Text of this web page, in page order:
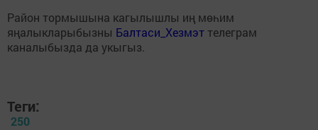
Район тормышына кагылышлы иң мөһим
яңалыкларыбызны Балтаси_Хезмэт телеграм
каналыбызда да укыгыз.
Теги:
250